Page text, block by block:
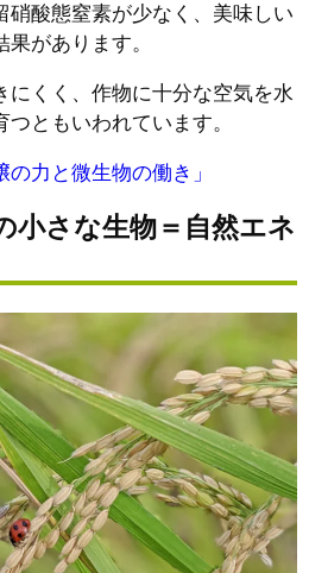
硝酸態窒素が少なく、美味しい
があります。
にくく、作物に十分な空気を水
ともいわれています。
力と微生物の働き」
小さな生物＝自然エネ